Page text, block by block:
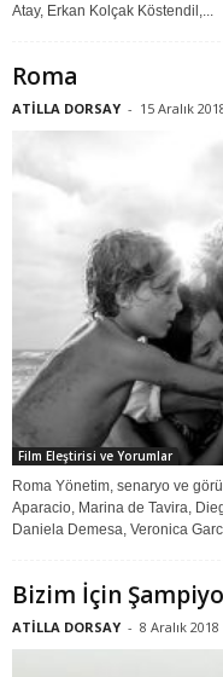
Atay, Erkan Kolçak Köstendil,...
Roma
ATİLLA DORSAY - 15 Aralık
Film Eleştirisi ve Yorumlar
Roma Yönetim, senaryo ve
Aparacio, Marina de Tavira,
Daniela Demesa, Veronica
Bizim İçin
ATİLLA DORSAY - 8 Aralık 2018